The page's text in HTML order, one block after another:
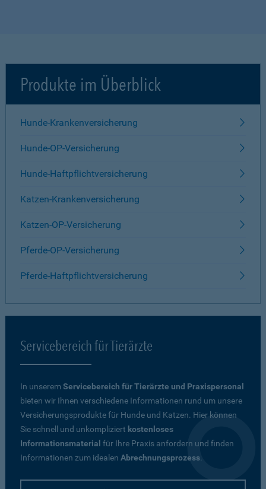
Produkte im Überblick
Hunde-Krankenversicherung
Hunde-OP-Versicherung
Hunde-Haftpflichtversicherung
Katzen-Krankenversicherung
Katzen-OP-Versicherung
Pferde-OP-Versicherung
Pferde-Haftpflichtversicherung
Servicebereich für Tierärzte
In unseremServicebereich für Tierärzte und Praxispersonal
bieten wir Ihnen verschiedene Informationen rund um unsere
Versicherungsprodukte für Hunde und Katzen. Hier können
Sie schnell und unkompliziert kostenloses
Informationsmaterial für Ihre Praxis anfordern und finden
Informationen zum idealen Abrechnungsprozess.